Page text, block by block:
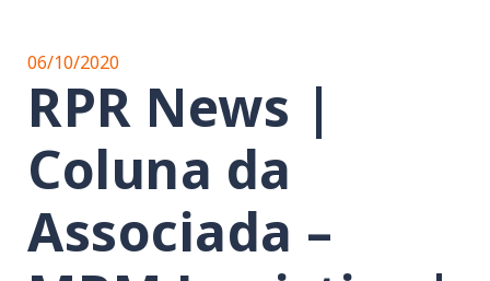
06/10/2020
RPR News |
Coluna da
Associada –